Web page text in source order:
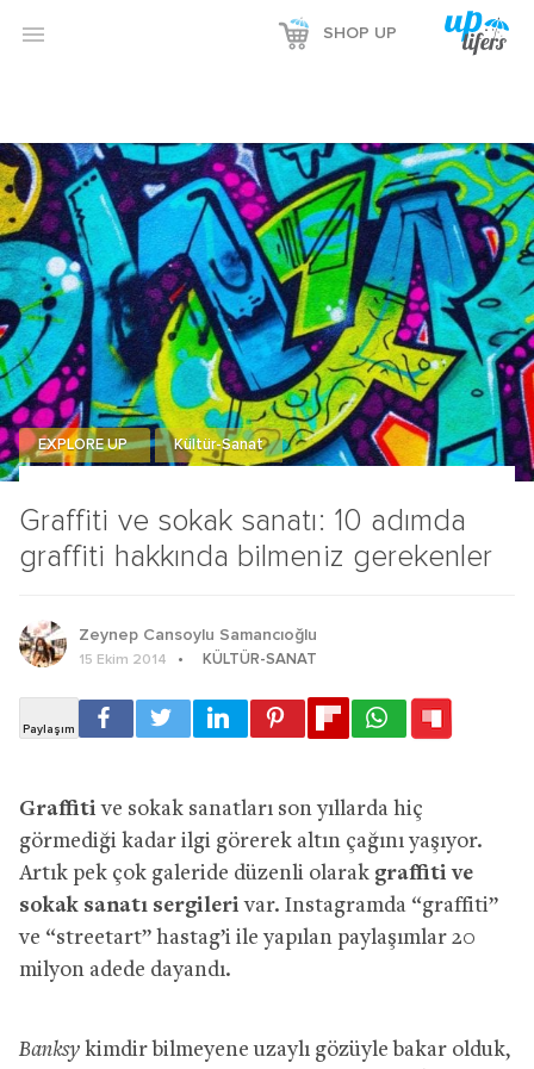
Reklamı Göster
Reklamı Gizle
 SHOP UP
Graffiti ve sokak sanatı: 10 adımda
graffiti hakkında bilmeniz gerekenler
EXPLORE UP Kültür-Sanat
Zeynep Cansoylu Samancıoğlu
15 Ekim 2014 KÜLTÜR-SANAT
Graffiti ve sokak sanatları son yıllarda hiç
görmediği kadar ilgi görerek altın çağını yaşıyor.
Artık pek çok galeride düzenli olarak graffiti ve
sokak sanatı sergileri var. Instagramda “graffiti”
ve “streetart” hastag’i ile yapılan paylaşımlar 20
milyon adede dayandı.
Banksy kimdir bilmeyene uzaylı gözüyle bakar olduk,